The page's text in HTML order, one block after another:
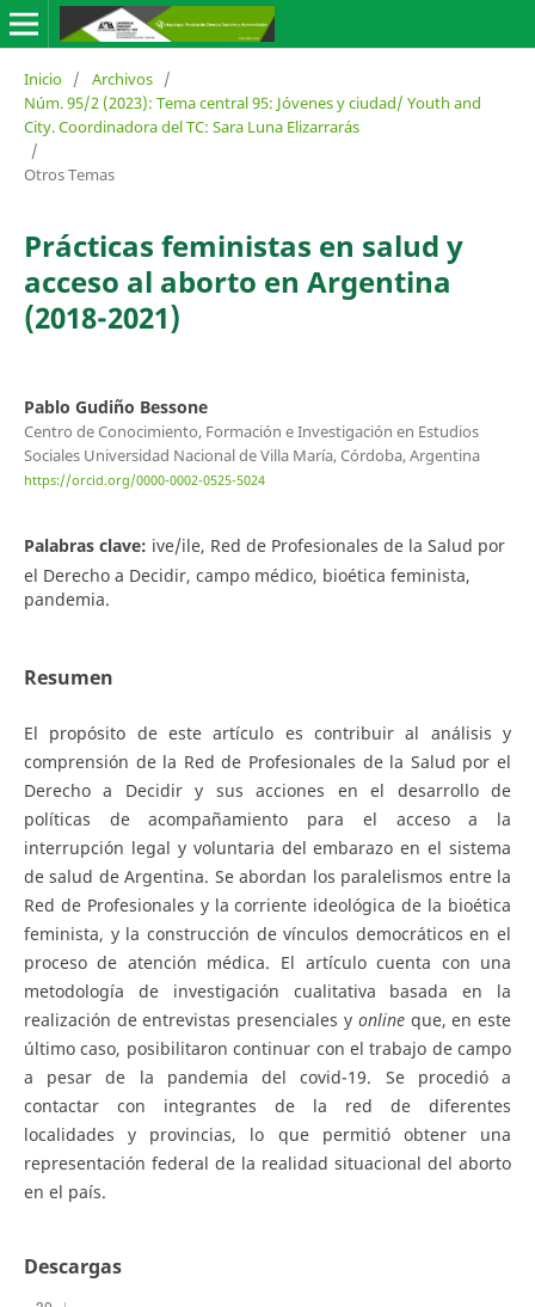
Inicio / Archivos /
Núm. 95/2 (2023): Tema central 95: Jóvenes y ciudad/ Youth and
City. Coordinadora del TC: Sara Luna Elizarrarás
/
Otros Temas
Prácticas feministas en salud y
acceso al aborto en Argentina
(2018-2021)
Pablo Gudiño Bessone
Centro de Conocimiento, Formación e Investigación en Estudios
Sociales Universidad Nacional de Villa María, Córdoba, Argentina
https://orcid.org/0000-0002-0525-5024
Palabras clave: ive/ile, Red de Profesionales de la Salud por
el Derecho a Decidir, campo médico, bioética feminista,
pandemia.
Resumen
El propósito de este artículo es contribuir al análisis y
comprensión de la Red de Profesionales de la Salud por el
Derecho a Decidir y sus acciones en el desarrollo de
políticas de acompañamiento para el acceso a la
interrupción legal y voluntaria del embarazo en el sistema
de salud de Argentina. Se abordan los paralelismos entre la
Red de Profesionales y la corriente ideológica de la bioética
feminista, y la construcción de vínculos democráticos en el
proceso de atención médica. El artículo cuenta con una
metodología de investigación cualitativa basada en la
realización de entrevistas presenciales y onlineque, en este
último caso, posibilitaron continuar con el trabajo de campo
a pesar de la pandemia del covid-19. Se procedió a
contactar con integrantes de la red de diferentes
localidades y provincias, lo que permitió obtener una
representación federal de la realidad situacional del aborto
en el país.
Descargas